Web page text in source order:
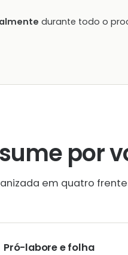
durante todo o
por
em quatro
Pró-labore e folha